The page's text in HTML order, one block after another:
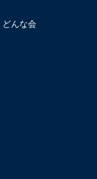
どんな会